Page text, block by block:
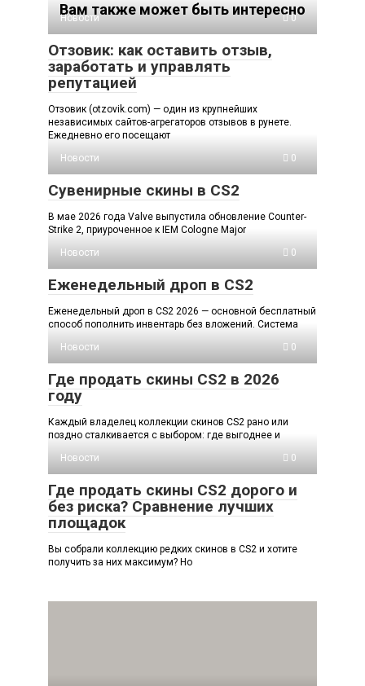
Вам также может быть интересно
Новости 0
Отзовик: как оставить отзыв,
заработать и управлять
репутацией
Отзовик (otzovik.com) — один из крупнейших
независимых сайтов-агрегаторов отзывов в рунете.
Ежедневно его посещают
Новости
0
Сувенирные скины в CS2
В мае 2026 года Valve выпустила обновление Counter-
Strike 2, приуроченное к IEM Cologne Major
Новости
0
Еженедельный дроп в CS2
Еженедельный дроп в CS2 2026 — основной бесплатный
способ пополнить инвентарь без вложений. Система
Новости
0
Где продать скины CS2 в 2026
году
Каждый владелец коллекции скинов CS2 рано или
поздно сталкивается с выбором: где выгоднее и
Новости
0
Где продать скины CS2 дорого и
без риска? Сравнение лучших
площадок
Вы собрали коллекцию редких скинов в CS2 и хотите
получить за них максимум? Но